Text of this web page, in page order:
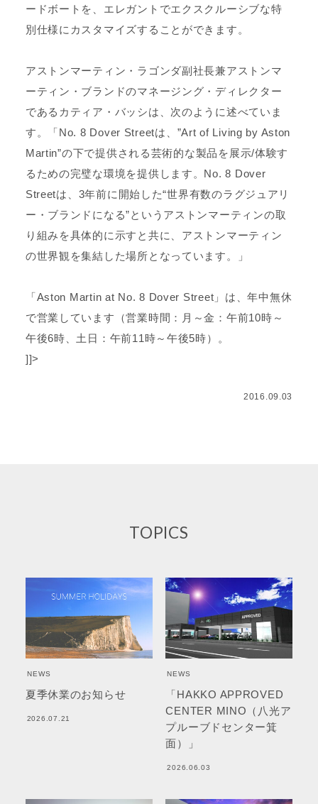
ードボートを、エレガントでエクスクルーシブな特
別仕様にカスタマイズすることができます。
アストンマーティン・ラゴンダ副社長兼アストンマ
ーティン・ブランドのマネージング・ディレクター
であるカティア・バッシは、次のように述べていま
す。「No. 8 Dover Streetは、”Art of Living by Aston
Martin”の下で提供される芸術的な製品を展示/体験す
るための完璧な環境を提供します。No. 8 Dover
Streetは、3年前に開始した“世界有数のラグジュアリ
ー・ブランドになる”というアストンマーティンの取
り組みを具体的に示すと共に、アストンマーティン
の世界観を集結した場所となっています。」
「Aston Martin at No. 8 Dover Street」は、年中無休
で営業しています（営業時間：月～金：午前10時～
午後6時、土日：午前11時～午後5時）。
]]>
2016.09.03
TOPICS
NEWS
夏季休業のお知らせ
2026.07.21
NEWS
「HAKKO APPROVED
CENTER MINO（八光ア
プルーブドセンター箕
面）」
2026.06.03